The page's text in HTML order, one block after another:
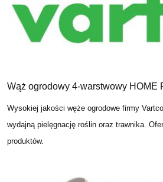
Wąż ogrodowy 4-warstwowy HOME
Wysokiej jakości węże ogrodowe firmy
wydajną pielęgnację roślin oraz trawnika.
produktów.